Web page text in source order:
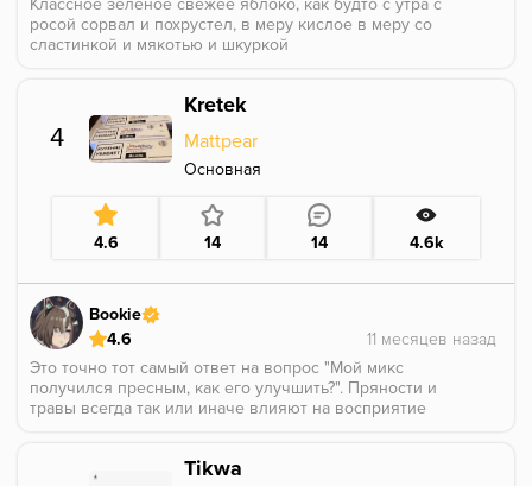
Классное зеленое свежее яблоко, как будто с утра с
росой сорвал и похрустел, в меру кислое в меру со
сластинкой и мякотью и шкуркой
4
Kretek
Mattpear
Основная
4.6 14 14 4.6k
Bookie
4.6
Это точно тот самый ответ на вопрос "Мой микс
получился пресным, как его улучшить?". Пряности и
травы всегда так или иначе влияют на восприятие
Кретек Митпира - рекомендую покупать весь что
Tikwa